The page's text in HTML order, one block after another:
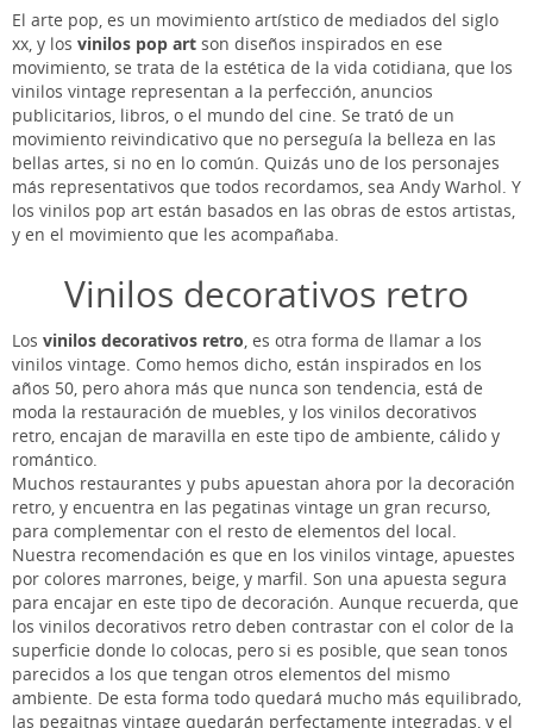
El arte pop, es un movimiento artístico de mediados del siglo
xx, y los vinilos pop art son diseños inspirados en ese
movimiento, se trata de la estética de la vida cotidiana, que los
vinilos vintage representan a la perfección, anuncios
publicitarios, libros, o el mundo del cine. Se trató de un
movimiento reivindicativo que no perseguía la belleza en las
bellas artes, si no en lo común. Quizás uno de los personajes
más representativos que todos recordamos, sea Andy Warhol. Y
los vinilos pop art están basados en las obras de estos artistas,
y en el movimiento que les acompañaba.
Vinilos decorativos retro
Los vinilos decorativos retro, es otra forma de llamar a los
vinilos vintage. Como hemos dicho, están inspirados en los
años 50, pero ahora más que nunca son tendencia, está de
moda la restauración de muebles, y los vinilos decorativos
retro, encajan de maravilla en este tipo de ambiente, cálido y
romántico.
Muchos restaurantes y pubs apuestan ahora por la decoración
retro, y encuentra en las pegatinas vintage un gran recurso,
para complementar con el resto de elementos del local.
Nuestra recomendación es que en los vinilos vintage, apuestes
por colores marrones, beige, y marfil. Son una apuesta segura
para encajar en este tipo de decoración. Aunque recuerda, que
los vinilos decorativos retro deben contrastar con el color de la
superficie donde lo colocas, pero si es posible, que sean tonos
parecidos a los que tengan otros elementos del mismo
ambiente. De esta forma todo quedará mucho más equilibrado,
las pegaitnas vintage quedarán perfectamente integradas, y el